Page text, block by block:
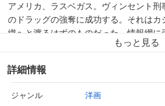
アメリカ、ラスベガス。ヴィンセント刑
のドラッグの強奪に成功する。それはカ
織へと渡るはずのものだった。情報網に
た彼はルビーノに息子を拉致され、ドラ
いかと疑惑の目を向け、捜査に乗り出し
で、ヴィセントは最愛の息子を奪還す
テルへと乗り込んでいく。しかし、そこ
詳細情報
ジャンル 洋画